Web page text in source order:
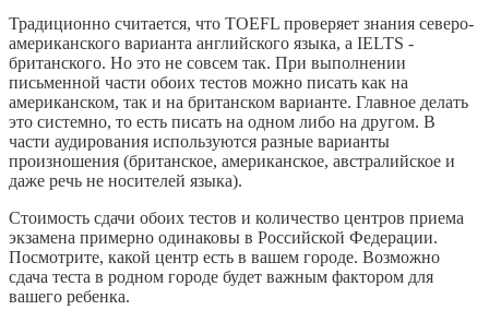
Традиционно считается, что TOEFL проверяет знания северо-
американского варианта английского языка, а IELTS -
британского. Но это не совсем так. При выполнении
письменной части обоих тестов можно писать как на
американском, так и на британском варианте. Главное делать
это системно, то есть писать на одном либо на другом. В
части аудирования используются разные варианты
произношения (британское, американское, австралийское и
даже речь не носителей языка).
Стоимость сдачи обоих тестов и количество центров приема
экзамена примерно одинаковы в Российской Федерации.
Посмотрите, какой центр есть в вашем городе. Возможно
сдача теста в родном городе будет важным фактором для
вашего ребенка.